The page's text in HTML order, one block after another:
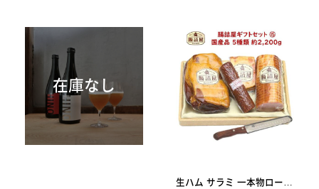
在庫なし
生ハム サラミ 一本物ロース